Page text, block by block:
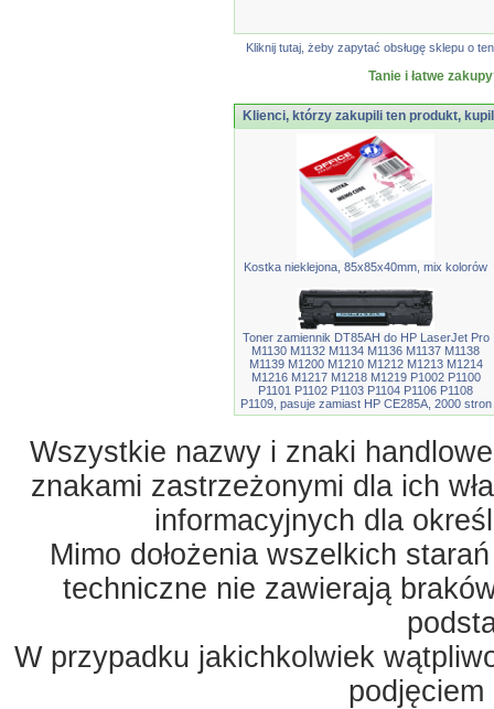
Kliknij tutaj, żeby zapytać obsługę sklepu o
Tanie i łatwe
Klienci, którzy zakupili ten produkt,
Kostka nieklejona, 85x85x40mm, mix kolorów
Toner zamiennik DT85AH do HP LaserJet Pro
M1130 M1132 M1134 M1136 M1137 M1138
M1139 M1200 M1210 M1212 M1213 M1214
M1216 M1217 M1218 M1219 P1002 P1100
P1101 P1102 P1103 P1104 P1106 P1108
P1109, pasuje zamiast HP CE285A, 2000 stron
Wszystkie nazwy i znaki
znakami zastrzeżonymi dla ich
informacyjnych dla
Mimo dołożenia wszelkich
techniczne nie zawierają
W przypadku jakichkolwiek